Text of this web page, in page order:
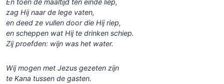
zag Hij naar de lege vaten,
en deed ze vullen door die Hij riep,
en scheppen wat Hij te drinken schiep.
Zij proefden: wijn was het water.
Wij mogen met Jezus gezeten zijn
te Kana tussen de gasten.